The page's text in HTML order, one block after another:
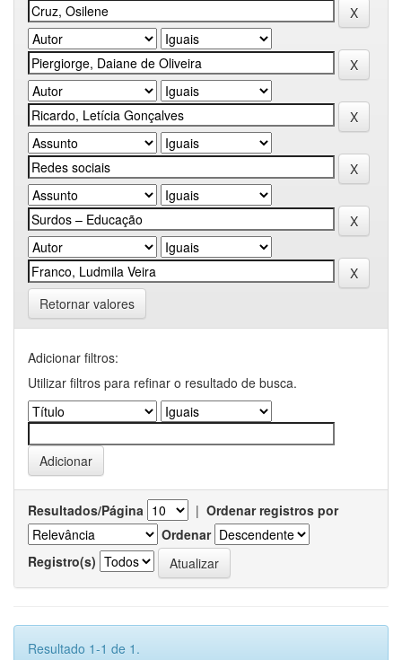
Retornar valores
Adicionar filtros:
Utilizar filtros para refinar o resultado de busca.
Resultados/Página | Ordenar registros por
Ordenar
Registro(s)
Resultado 1-1 de 1.